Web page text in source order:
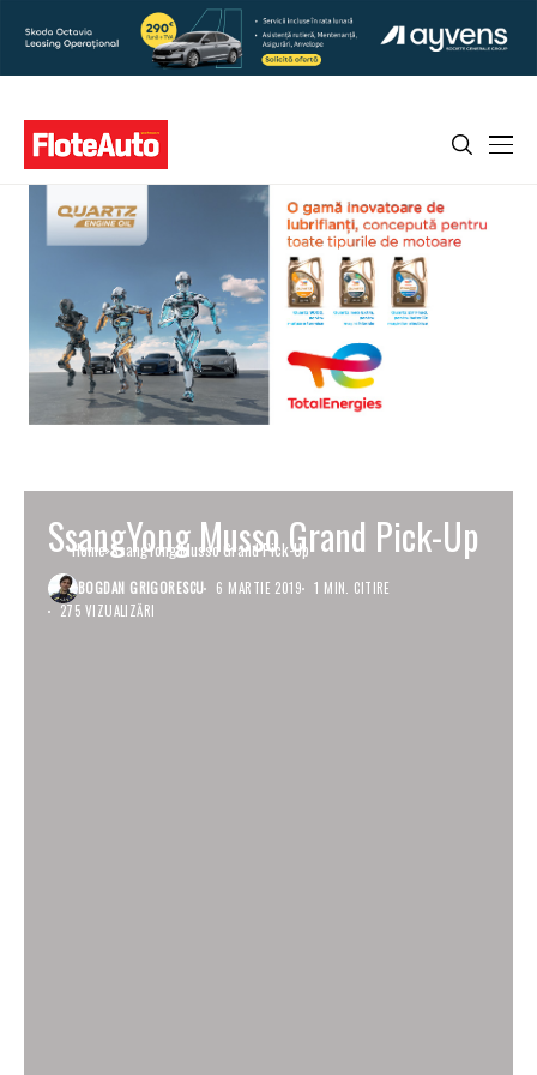
Home SsangYong Musso Grand Pick-Up
SsangYong Musso Grand Pick-Up
BOGDAN GRIGORESCU 6 MARTIE 2019
1 MIN. CITIRE
275 VIZUALIZĂRI